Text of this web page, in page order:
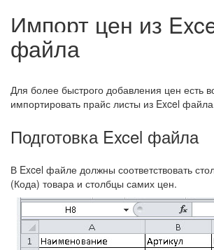
Импорт цен из
файла
Для более быстрого добавления цен есть
импортировать прайс листы из Excel
Подготовка Excel файла
В Excel файле должны соответствовать
(Кода) товара и столбцы самих цен.